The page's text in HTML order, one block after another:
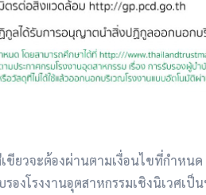
ขียวจะต้องผ่านตามเงื่อนไขที่กำหนด
องโรงงานอุตสาหกรรมเชิงนิเวศเ